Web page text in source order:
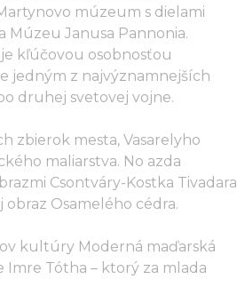
múzeum s dielami
Múzeu Janusa Pannonia.
kľúčovou osobnosťou
jedným z najvýznamnejších
druhej svetovej vojne.
zbierok mesta, Vasarelyho
maliarstva. No azda
Csontváry-Kostka Tivadara
obraz Osamelého cédra.
kultúry Moderná maďarská
Imre Tótha – ktorý za mlada